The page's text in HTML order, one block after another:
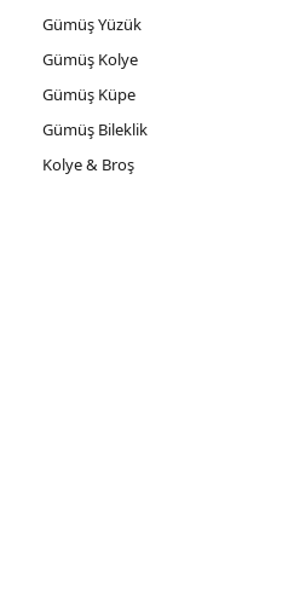
Gümüş Yüzük
Gümüş Kolye
Gümüş Küpe
Gümüş Bileklik
Kolye & Broş